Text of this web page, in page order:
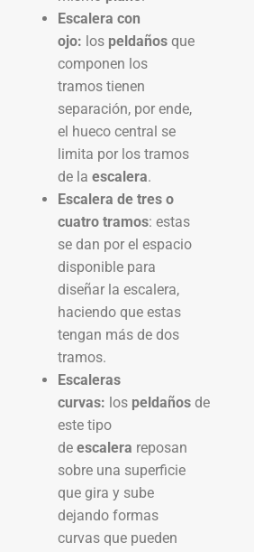
Escalera con
ojo: los peldaños que
componen los
tramos tienen
separación, por ende,
el hueco central se
limita por los tramos
de la escalera.
Escalera de tres o
cuatro tramos: estas
se dan por el espacio
disponible para
diseñar la escalera,
haciendo que estas
tengan más de dos
tramos.
Escaleras
curvas: los peldaños de
este tipo
de escalera reposan
sobre una superficie
que gira y sube
dejando formas
curvas que pueden